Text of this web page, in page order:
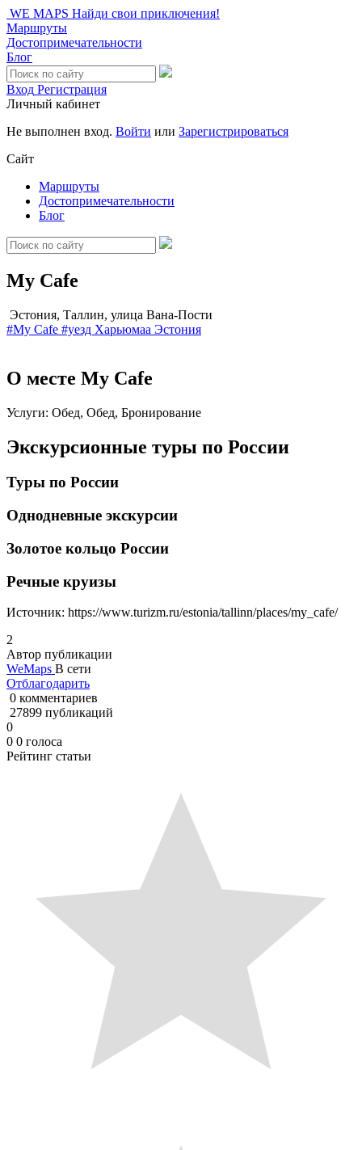
WE MAPS Найди свои приключения!
Маршруты
Достопримечательности
Блог
Вход Регистрация
Личный кабинет
Не выполнен вход. Войти или Зарегистрироваться
Сайт
Маршруты
Достопримечательности
Блог
My Cafe
Эстония, Таллин, улица Вана-Пости
#My Cafe #уезд Харьюмаа Эстония
О месте My Cafe
Услуги: Обед, Обед, Бронирование
Экскурсионные туры по России
Туры по России
Однодневные экскурсии
Золотое кольцо России
Речные круизы
Источник: https://www.turizm.ru/estonia/tallinn/places/my_cafe/
2
Автор публикации
WeMaps В сети
Отблагодарить
0 комментариев
27899 публикаций
0
0 0 голоса
Рейтинг статьи